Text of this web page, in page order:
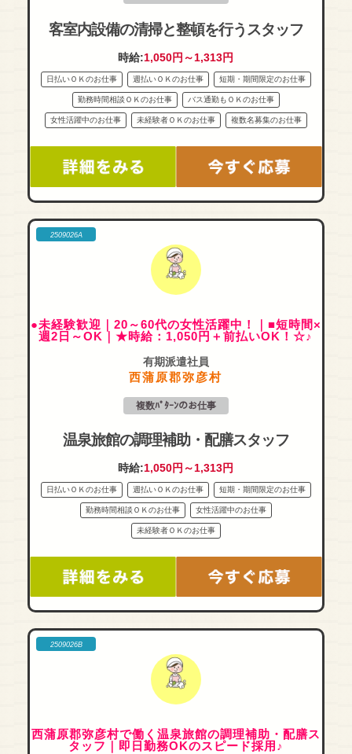
客室内設備の清掃と整頓を行うスタッフ
時給:1,050円～1,313円
日払いＯＫのお仕事 週払いＯＫのお仕事 短期・期間限定のお仕事
勤務時間相談ＯＫのお仕事 バス通勤もＯＫのお仕事
女性活躍中のお仕事 未経験者ＯＫのお仕事 複数名募集のお仕事
2509026A
●未経験歓迎｜20～60代の女性活躍中！｜■短時間×
週2日～OK｜★時給：1,050円＋前払いOK！☆♪
有期派遣社員
西蒲原郡弥彦村
複数ﾊﾟﾀｰﾝのお仕事
温泉旅館の調理補助・配膳スタッフ
時給:1,050円～1,313円
日払いＯＫのお仕事 週払いＯＫのお仕事 短期・期間限定のお仕事
勤務時間相談ＯＫのお仕事 女性活躍中のお仕事
未経験者ＯＫのお仕事
2509026B
西蒲原郡弥彦村で働く温泉旅館の調理補助・配膳ス
タッフ｜即日勤務OKのスピード採用♪